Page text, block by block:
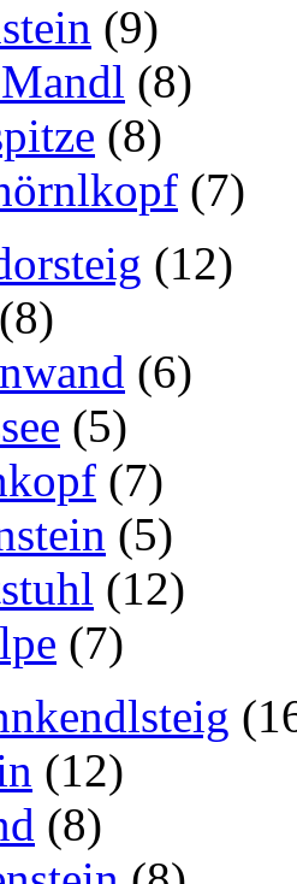
(9)
(8)
(8)
(7)
(12)
(8)
(6)
(5)
(7)
(5)
(12)
(7)
(12)
(8)